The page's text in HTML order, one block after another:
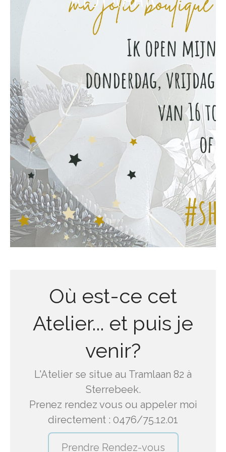
Où est-ce cet
Atelier... et puis je
venir?
L'Atelier se situe au Tramlaan 82 à
Sterrebeek.
Prenez rendez vous ou appeler moi
directement : 0476/75.12.01
Prendre Rendez-vous